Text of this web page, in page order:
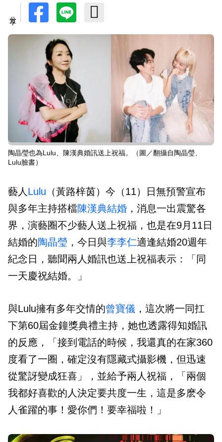
泰男團Dragon 5男星爆死訊！騎單車離家失聯 陳
屍河中驚見「20公斤重物」
女星告別9年演藝圈！轉行當計程車司機 曝收入：
比演員賺更多
下載東森App，隨時掌握天下大小事！
Ozone林佳辰大跳女團舞變「佳美」 舞台獻香吻
全場暴動了
陶晶瑩也為Lulu、陳漢典婚訊送上祝福。（圖／翻攝自陶晶瑩、
Lulu臉書）
藝人 Lulu （黃路梓茵）今（11）日無預警宣布
與多年主持搭檔陳漢典結婚 ，消息一出震驚各
界，演藝圈不少藝人送上祝福，也是在9月11日
結婚的陶晶瑩 ，今日與李李仁適逢結婚20週年
紀念日，聽聞兩人婚訊也送上祝福表示：「同
一天慶祝結婚。」
與Lulu擁有多年交情的曾寶儀 ，這次將一同扛
下第60屆金鐘獎典禮主持，她也透露得知婚訊
的反應，「接到電話的時候，我還真的在家360
度看了一圈，確定沒有隱藏式攝影機，但迅速
從驚訝變成狂喜」，並給予兩人祝福，「兩個
我都好喜歡的人決定要共度一生，這是多麽令
人雀躍的事！愛你們！要幸福啦！」